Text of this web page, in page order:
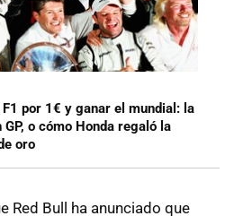
por 1€ y ganar el mundial: la
o cómo Honda regaló la
oro
Red Bull ha anunciado que